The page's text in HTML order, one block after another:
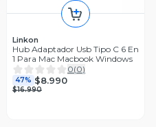
Linkon
Hub Adaptador Usb Tipo C 6 En
1 Para Mac Macbook Windows
0(0)
47% $8.990
$16.990